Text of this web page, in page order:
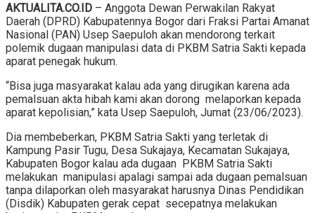
AKTUALITA.CO.ID – Anggota Dewan Perwakilan Rakyat
Daerah (DPRD) Kabupatennya Bogor dari Fraksi Partai Amanat
Nasional (PAN) Usep Saepuloh akan mendorong terkait
polemik dugaan manipulasi data di PKBM Satria Sakti kepada
aparat penegak hukum.
“Bisa juga masyarakat kalau ada yang dirugikan karena ada
pemalsuan akta hibah kami akan dorong melaporkan kepada
aparat kepolisian,” kata Usep Saepuloh, Jumat (23/06/2023).
Dia membeberkan, PKBM Satria Sakti yang terletak di
Kampung Pasir Tugu, Desa Sukajaya, Kecamatan Sukajaya,
Kabupaten Bogor kalau ada dugaan PKBM Satria Sakti
melakukan manipulasi apalagi sampai ada dugaan pemalsuan
tanpa dilaporkan oleh masyarakat harusnya Dinas Pendidikan
(Disdik) Kabupaten gerak cepat secepatnya melakukan